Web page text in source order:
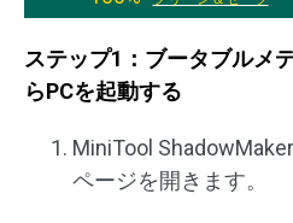
ステップ1：ブータブルメ
らPCを起動する
MiniTool
ページを開きます。